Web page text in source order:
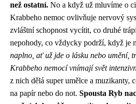
než ostatní. No a když už mluvíme o
Krabbeho nemoc ovlivňuje nervový
zvláštní schopnost vycítit, co druhé
nepohody, co vždycky podrží, když je
naplno, ať už jde o lásku nebo umění,
Krabbeho nemocí vnímají svět
z nich dělá super umělce a muzikanty,
na papír nebo do not. Spousta Ryb